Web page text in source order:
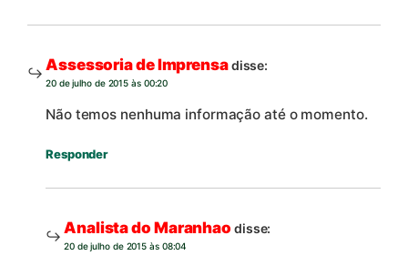
Assessoria de Imprensadisse:
20 de julho de 2015 às 00:20
Não temos nenhuma informação até o momento.
Responder
Analista do Maranhao disse:
20 de julho de 2015 às 08:04